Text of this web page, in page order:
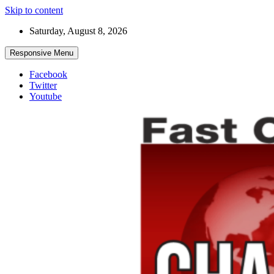
Skip to content
Saturday, August 8, 2026
Responsive Menu
Facebook
Twitter
Youtube